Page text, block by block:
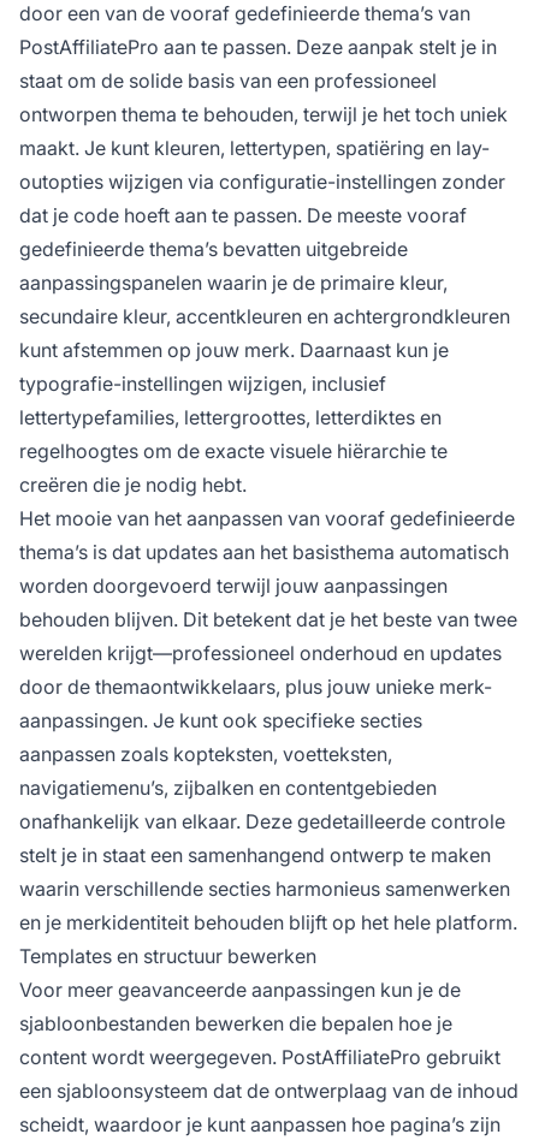
door een van de vooraf gedefinieerde thema’s van
PostAffiliatePro aan te passen. Deze aanpak stelt je in
staat om de solide basis van een professioneel
ontworpen thema te behouden, terwijl je het toch uniek
maakt. Je kunt kleuren, lettertypen, spatiëring en lay-
outopties wijzigen via configuratie-instellingen zonder
dat je code hoeft aan te passen. De meeste vooraf
gedefinieerde thema’s bevatten uitgebreide
aanpassingspanelen waarin je de primaire kleur,
secundaire kleur, accentkleuren en achtergrondkleuren
kunt afstemmen op jouw merk. Daarnaast kun je
typografie-instellingen wijzigen, inclusief
lettertypefamilies, lettergroottes, letterdiktes en
regelhoogtes om de exacte visuele hiërarchie te
creëren die je nodig hebt.
Het mooie van het aanpassen van vooraf gedefinieerde
thema’s is dat updates aan het basisthema automatisch
worden doorgevoerd terwijl jouw aanpassingen
behouden blijven. Dit betekent dat je het beste van twee
werelden krijgt—professioneel onderhoud en updates
door de themaontwikkelaars, plus jouw unieke merk-
aanpassingen. Je kunt ook specifieke secties
aanpassen zoals kopteksten, voetteksten,
navigatiemenu’s, zijbalken en contentgebieden
onafhankelijk van elkaar. Deze gedetailleerde controle
stelt je in staat een samenhangend ontwerp te maken
waarin verschillende secties harmonieus samenwerken
en je merkidentiteit behouden blijft op het hele platform.
Templates en structuur bewerken
Voor meer geavanceerde aanpassingen kun je de
sjabloonbestanden bewerken die bepalen hoe je
content wordt weergegeven. PostAffiliatePro gebruikt
een sjabloonsysteem dat de ontwerplaag van de inhoud
scheidt, waardoor je kunt aanpassen hoe pagina’s zijn